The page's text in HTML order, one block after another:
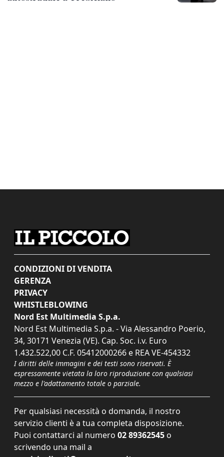
CONDIZIONI DI VENDITA
GERENZA
PRIVACY
WHISTLEBLOWING
Nord Est Multimedia S.p.a.
Nord Est Multimedia S.p.a. - Via Alessandro Poerio,
34, 30171 Venezia (VE). Cap. Soc. i.v. Euro
1.432.522,00 C.F. 05412000266 e REA VE-454332
I diritti delle immagini e dei testi sono riservati. È
espressamente vietata la loro riproduzione con qualsiasi
mezzo e l'adattamento totale o parziale.
Per qualsiasi necessità o domanda, il nostro
servizio clienti è a tua completa disposizione.
Puoi contattarci al numero 02 89362545 o
scrivendo una mail a